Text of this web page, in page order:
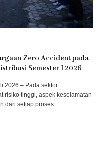
Zero Accident pada
Semester I 2026
2026 – Pada sektor
risiko tinggi, aspek keselamatan
dari setiap proses …